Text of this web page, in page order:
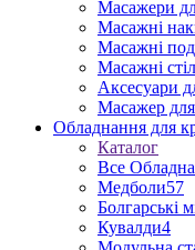
Масажери
Масажні
Масажні
Масажні
Аксесуари
Масажер для
Обладнання для
Каталог
Все
Медболи57
Болгарські
Кувалди4